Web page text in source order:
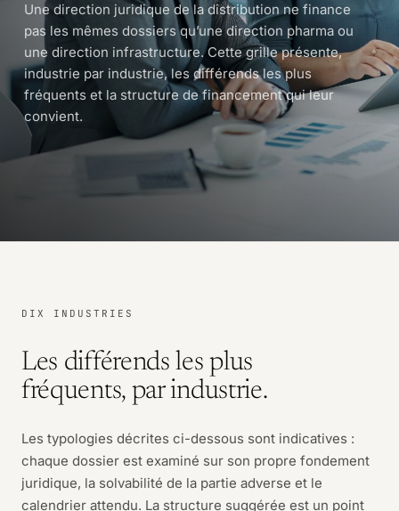
Une direction juridique de la distribution ne finance
pas les mêmes dossiers qu’une direction pharma ou
une direction infrastructure. Cette grille présente,
industrie par industrie, les différends les plus
fréquents et la structure de financement qui leur
convient.
DIX INDUSTRIES
Les différends les plus
fréquents, par industrie.
Les typologies décrites ci-dessous sont indicatives :
chaque dossier est examiné sur son propre fondement
juridique, la solvabilité de la partie adverse et le
calendrier attendu. La structure suggérée est un point